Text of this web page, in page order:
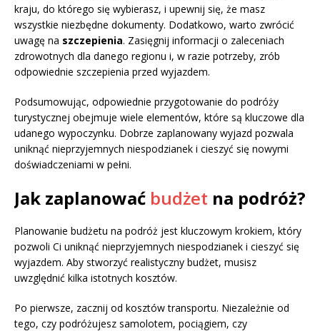
kraju, do którego się wybierasz, i upewnij się, że masz
wszystkie niezbędne dokumenty. Dodatkowo, warto zwrócić
uwagę na szczepienia. Zasięgnij informacji o zaleceniach
zdrowotnych dla danego regionu i, w razie potrzeby, zrób
odpowiednie szczepienia przed wyjazdem.
Podsumowując, odpowiednie przygotowanie do podróży
turystycznej obejmuje wiele elementów, które są kluczowe dla
udanego wypoczynku. Dobrze zaplanowany wyjazd pozwala
uniknąć nieprzyjemnych niespodzianek i cieszyć się nowymi
doświadczeniami w pełni.
Jak zaplanować budżet na podróż?
Planowanie budżetu na podróż jest kluczowym krokiem, który
pozwoli Ci uniknąć nieprzyjemnych niespodzianek i cieszyć się
wyjazdem. Aby stworzyć realistyczny budżet, musisz
uwzględnić kilka istotnych kosztów.
Po pierwsze, zacznij od kosztów transportu. Niezależnie od
tego, czy podróżujesz samolotem, pociągiem, czy